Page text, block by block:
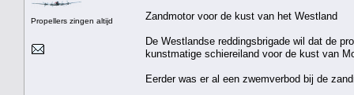
Propellers zingen altijd Zandmotor voor de kust van het Westland
De Westlandse reddingsbrigade wil dat de
kunstmatige schiereiland voor de kust van
Eerder was er al een zwemverbod bij de